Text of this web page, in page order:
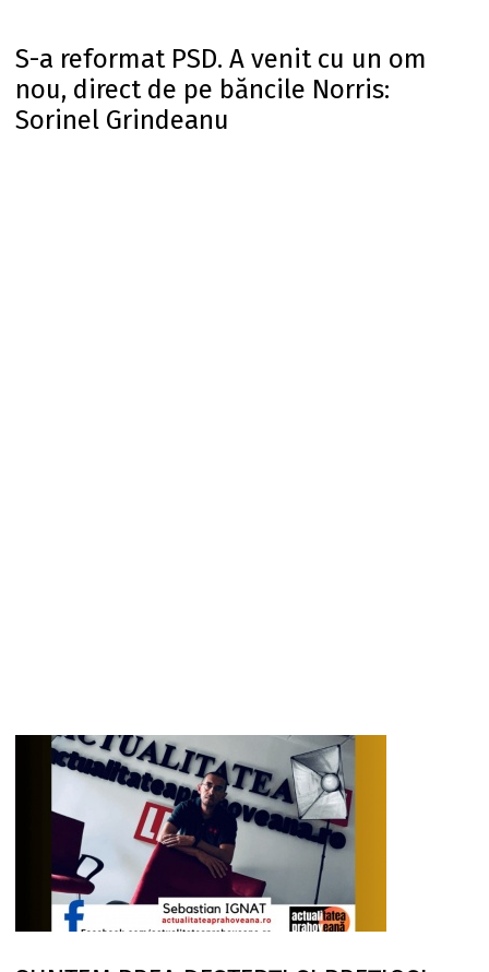
S-a reformat PSD. A venit cu un om
nou, direct de pe băncile Norris:
Sorinel Grindeanu